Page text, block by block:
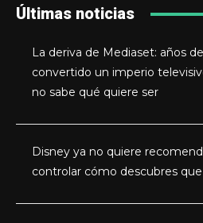
Últimas noticias
La deriva de Mediaset: años
convertido un imperio
no sabe qué quiere ser
Disney ya no quiere
controlar cómo descubres